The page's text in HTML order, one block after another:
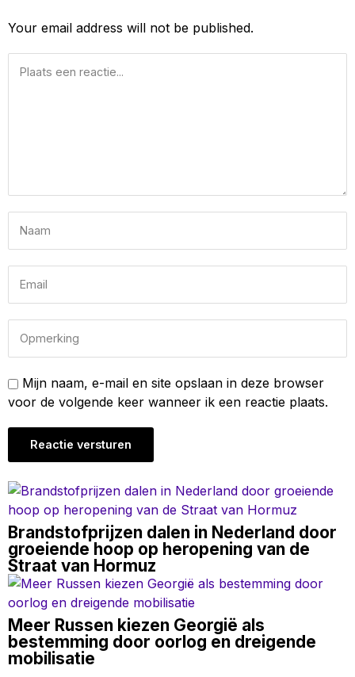
Your email address will not be published.
Mijn naam, e-mail en site opslaan in deze browser
voor de volgende keer wanneer ik een reactie plaats.
Brandstofprijzen dalen in Nederland door
groeiende hoop op heropening van de
Straat van Hormuz
Meer Russen kiezen Georgië als
bestemming door oorlog en dreigende
mobilisatie